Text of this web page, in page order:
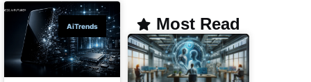
AiTrends Most Read